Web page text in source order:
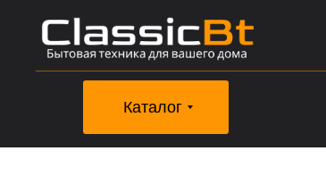
Каталог